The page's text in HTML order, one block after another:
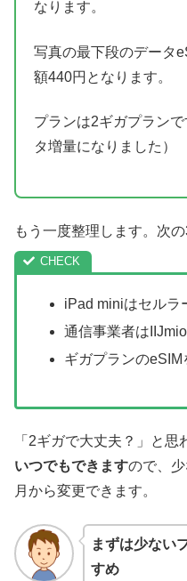
なります。
写真の最下段のデータ
額440円となります。
プランは2ギガプラン
タ増量になりました）
もう一度整理します。次
iPad miniはセルラ
通信事業者はIIJmio
ギガプランのeSIM
「2ギガで大丈夫？」と思
いつでもできますので、
月から変更できます。
まずは少ない
すめ